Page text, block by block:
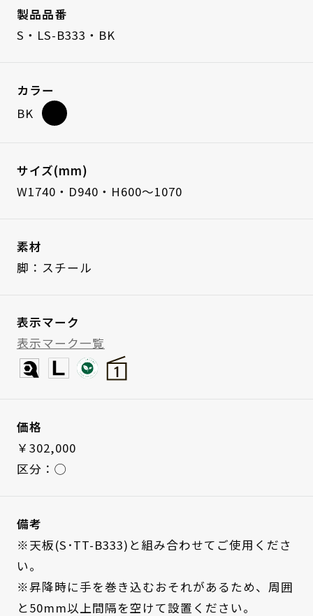
製品品番
S・LS-B333・BK
カラー
BK
サイズ(mm)
W1740・D940・H600～1070
素材
脚：スチール
表示マーク
表示マーク一覧
価格
￥302,000
区分：◯
備考
※天板(S･TT-B333)と組み合わせてご使用くださ
い。
※昇降時に手を巻き込むおそれがあるため、周囲
と50mm以上間隔を空けて設置ください。